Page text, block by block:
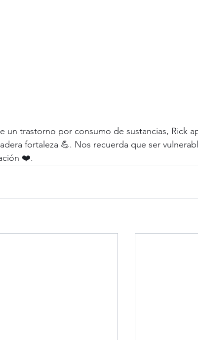
un trastorno por consumo de sustancias, Rick
fortaleza 💪. Nos recuerda que ser
❤️.